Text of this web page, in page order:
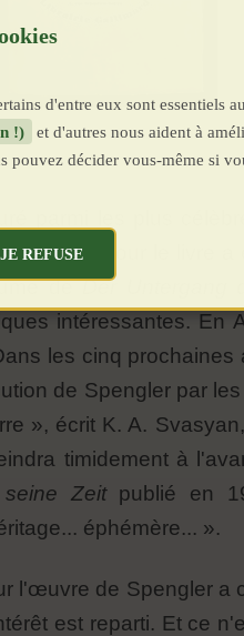
parmi les plus
l'intérêt pour le livre
deDer Untergang
intéressantes. En
les cinq
de Spengler par
», écrit K. A.
timidement à
Zeitpublié en
éphémère... ».
l'œuvre de Spengler a
est reparti. Et ce
d'entre eux sont essentiels au
!)
et d'autres nous aident à
pouvez décider vous-même si
JE REFUSE